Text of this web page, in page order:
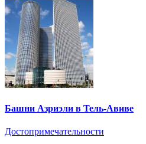
Башни Азриэли в Тель-Авиве
Достопримечательности